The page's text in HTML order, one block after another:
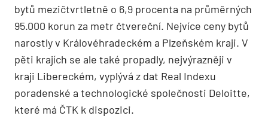
bytů mezičtvrtletně o 6,9 procenta na průměrných
95.000 korun za metr čtvereční. Nejvíce ceny bytů
narostly v Královéhradeckém a Plzeňském kraji. V
pěti krajích se ale také propadly, nejvýrazněji v
kraji Libereckém, vyplývá z dat Real Indexu
poradenské a technologické společnosti Deloitte,
které má ČTK k dispozici.